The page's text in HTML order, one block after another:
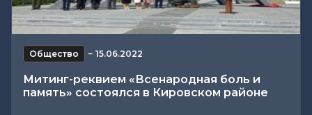
Общество − 15.06.2022
Митинг-реквием «Всенародная боль и
память» состоялся в Кировском районе